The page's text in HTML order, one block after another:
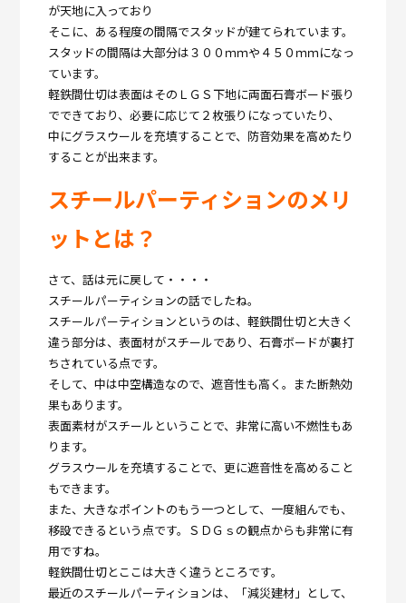
が天地に入っており
そこに、ある程度の間隔でスタッドが建てられています。
スタッドの間隔は大部分は３００ｍｍや４５０ｍｍになっ
ています。
軽鉄間仕切は表面はそのＬＧＳ下地に両面石膏ボード張り
でできており、必要に応じて２枚張りになっていたり、
中にグラスウールを充填することで、防音効果を高めたり
することが出来ます。
スチールパーティションのメリ
ットとは？
さて、話は元に戻して・・・・
スチールパーティションの話でしたね。
スチールパーティションというのは、軽鉄間仕切と大きく
違う部分は、表面材がスチールであり、石膏ボードが裏打
ちされている点です。
そして、中は中空構造なので、遮音性も高く。また断熱効
果もあります。
表面素材がスチールということで、非常に高い不燃性もあ
ります。
グラスウールを充填することで、更に遮音性を高めること
もできます。
また、大きなポイントのもう一つとして、一度組んでも、
移設できるという点です。ＳＤＧｓの観点からも非常に有
用ですね。
軽鉄間仕切とここは大きく違うところです。
最近のスチールパーティションは、「減災建材」として、